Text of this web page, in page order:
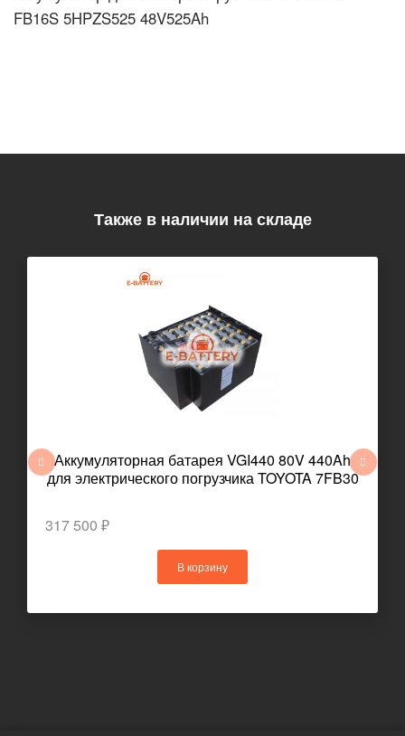
FB16S 5HPZS525 48V525Ah
Также в наличии на складе
Аккумуляторная батарея VGI440 80V 440Ah
для электрического погрузчика TOYOTA 7FB30
317 500 ₽
В корзину